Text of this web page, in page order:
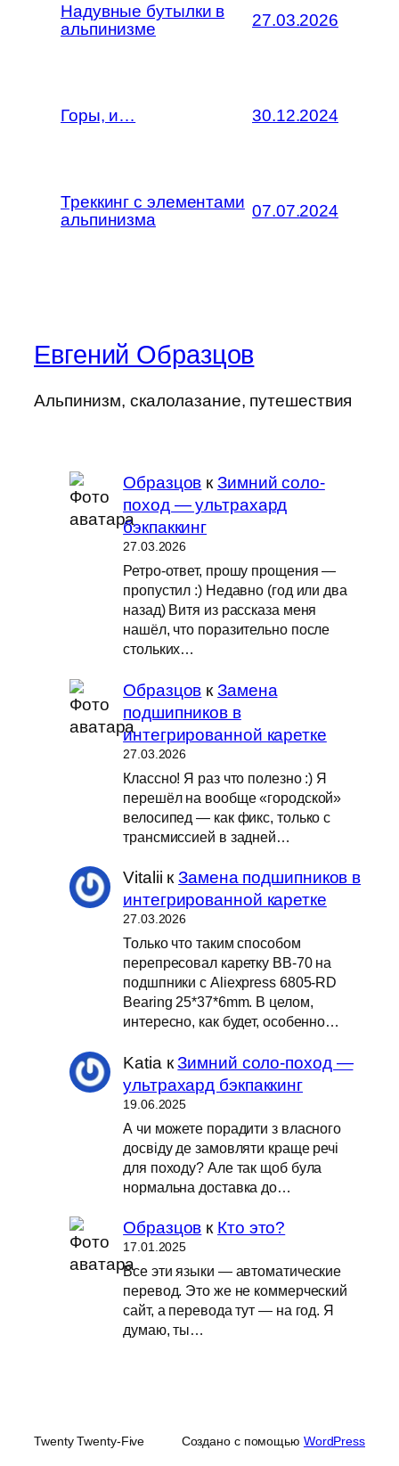
Надувные бутылки в
альпинизме
27.03.2026
Горы, и… 30.12.2024
Треккинг с элементами
альпинизма
07.07.2024
Евгений Образцов
Альпинизм, скалолазание, путешествия
Образцов кЗимний соло-
поход — ультрахард
бэкпаккинг
27.03.2026
Ретро-ответ, прошу прощения —
пропустил :) Недавно (год или два
назад) Витя из рассказа меня
нашёл, что поразительно после
стольких…
Образцов кЗамена
подшипников в
интегрированной каретке
27.03.2026
Классно! Я раз что полезно :) Я
перешёл на вообще «городской»
велосипед — как фикс, только с
трансмиссией в задней…
Vitalii кЗамена подшипников в
интегрированной каретке
27.03.2026
Только что таким способом
перепресовал каретку BB-70 на
подшпники с Aliexpress 6805-RD
Bearing 25*37*6mm. В целом,
интересно, как будет, особенно…
Katia кЗимний соло-поход —
ультрахард бэкпаккинг
19.06.2025
А чи можете порадити з власного
досвіду де замовляти краще речі
для походу? Але так щоб була
нормальна доставка до…
Образцов к Кто это?
17.01.2025
Все эти языки — автоматические
перевод. Это же не коммерческий
сайт, а перевода тут — на год. Я
думаю, ты…
Twenty Twenty-Five Создано с помощью WordPress